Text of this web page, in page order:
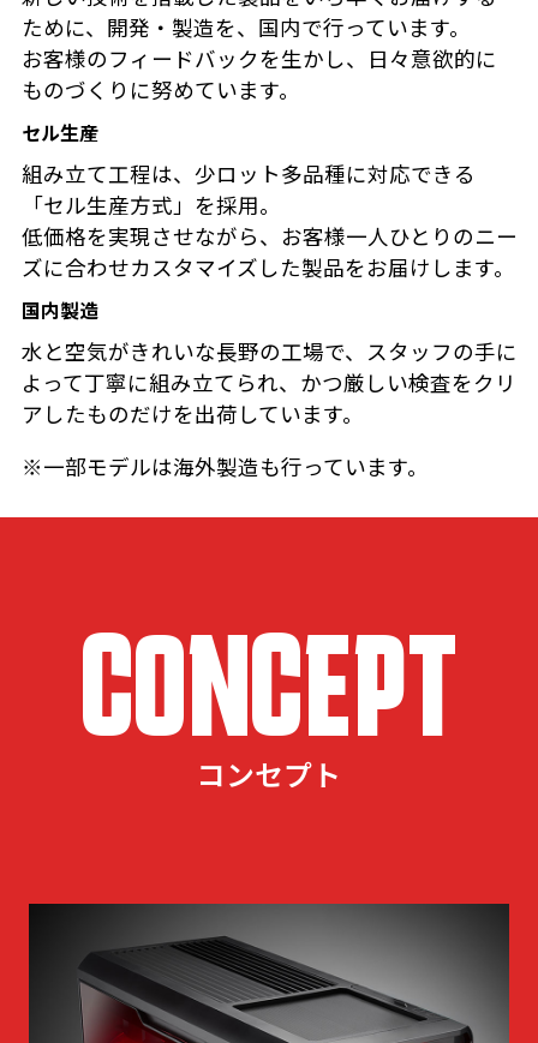
ために、開発・製造を、国内で行っています。
お客様のフィードバックを生かし、日々意欲的に
ものづくりに努めています。
セル生産
組み立て工程は、少ロット多品種に対応できる
「セル生産方式」を採用。
低価格を実現させながら、お客様一人ひとりのニー
ズに合わせカスタマイズした製品をお届けします。
国内製造
水と空気がきれいな長野の工場で、スタッフの手に
よって丁寧に組み立てられ、かつ厳しい検査をクリ
アしたものだけを出荷しています。
※一部モデルは海外製造も行っています。
CONCEPT
コンセプト